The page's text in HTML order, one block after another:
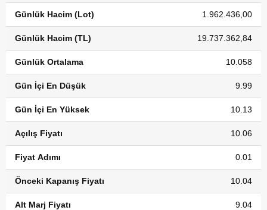
Günlük Hacim (Lot) 1.962.436,00
Günlük Hacim (TL) 19.737.362,84
Günlük Ortalama 10.058
Gün İçi En Düşük 9.99
Gün İçi En Yüksek 10.13
Açılış Fiyatı 10.06
Fiyat Adımı 0.01
Önceki Kapanış Fiyatı 10.04
Alt Marj Fiyatı 9.04